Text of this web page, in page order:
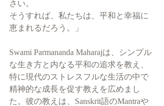
さい。
そうすれば、私たちは、平和と幸福に
恵まれるだろう。」
Swami Parmananda Maharajは、シンプル
な生き方と内なる平和の追求を教え、
特に現代のストレスフルな生活の中で
精神的な成長を促す教えを広めまし
た。彼の教えは、Sanskrit語のMantraや